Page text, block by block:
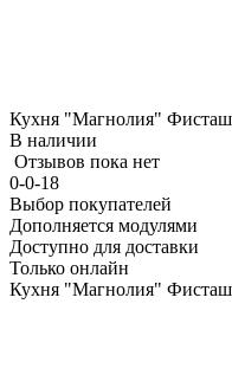
Кухня "Магнолия"
В наличии
Отзывов пока нет
0-0-18
Выбор покупателей
Дополняется модулями
Доступно для доставки
Только онлайн
Кухня "Магнолия"